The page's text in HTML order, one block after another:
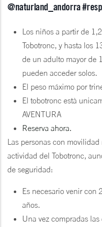
@naturland_andorra
Los niños a partir de
Tobotronc, y hasta los
de un adulto mayor de
pueden acceder solos.
El peso máximo por
El tobotronc està
AVENTURA
Reserva ahora.
Las personas con
actividad del Tobotronc,
de seguridad:
Es necesario venir con
años.
Una vez compradas